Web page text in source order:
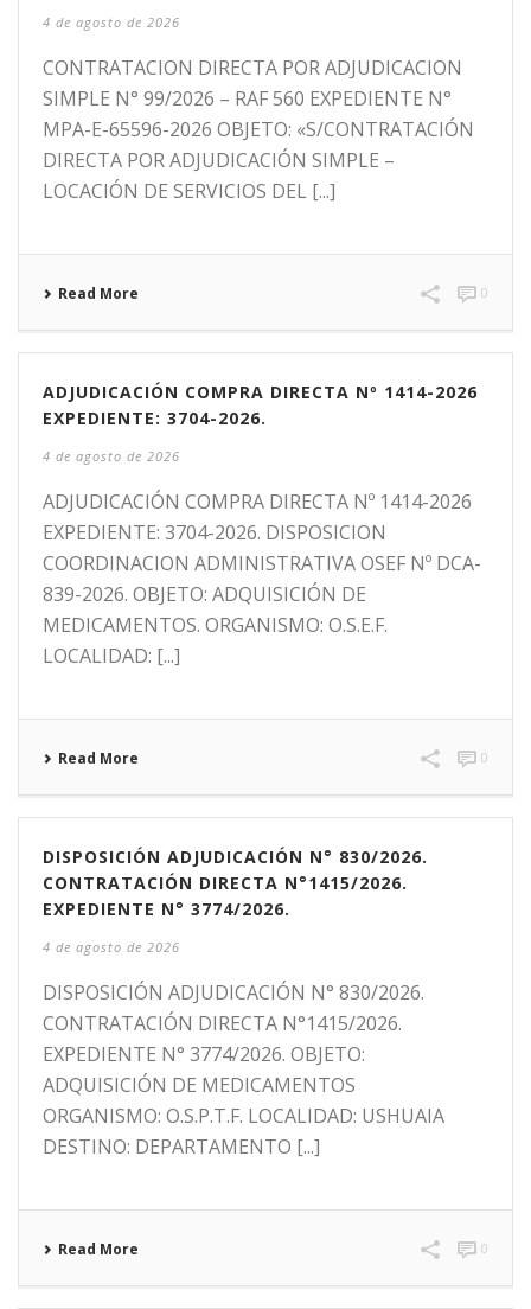
4 de agosto de 2026
CONTRATACION DIRECTA POR ADJUDICACION
SIMPLE N° 99/2026 – RAF 560 EXPEDIENTE N°
MPA-E-65596-2026 OBJETO: «S/CONTRATACIÓN
DIRECTA POR ADJUDICACIÓN SIMPLE –
LOCACIÓN DE SERVICIOS DEL [...]
Read More 0
ADJUDICACIÓN COMPRA DIRECTA Nº 1414-2026
EXPEDIENTE: 3704-2026.
4 de agosto de 2026
ADJUDICACIÓN COMPRA DIRECTA Nº 1414-2026
EXPEDIENTE: 3704-2026. DISPOSICION
COORDINACION ADMINISTRATIVA OSEF Nº DCA-
839-2026. OBJETO: ADQUISICIÓN DE
MEDICAMENTOS. ORGANISMO: O.S.E.F.
LOCALIDAD: [...]
Read More 0
DISPOSICIÓN ADJUDICACIÓN N° 830/2026.
CONTRATACIÓN DIRECTA N°1415/2026.
EXPEDIENTE N° 3774/2026.
4 de agosto de 2026
DISPOSICIÓN ADJUDICACIÓN N° 830/2026.
CONTRATACIÓN DIRECTA N°1415/2026.
EXPEDIENTE N° 3774/2026. OBJETO:
ADQUISICIÓN DE MEDICAMENTOS
ORGANISMO: O.S.P.T.F. LOCALIDAD: USHUAIA
DESTINO: DEPARTAMENTO [...]
Read More 0